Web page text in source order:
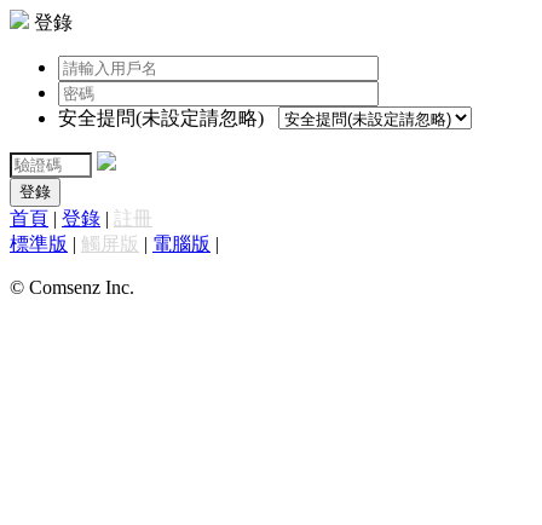
登錄
安全提問(未設定請忽略)
登錄
首頁 | 登錄 | 註冊
標準版 | 觸屏版 | 電腦版 |
© Comsenz Inc.